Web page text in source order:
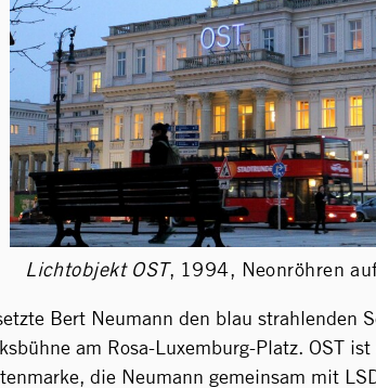
Lichtobjekt OST, 1994, Neonröhren
Bert Neumann den blau strahlenden
am Rosa-Luxemburg-Platz. OST
die Neumann gemeinsam mit